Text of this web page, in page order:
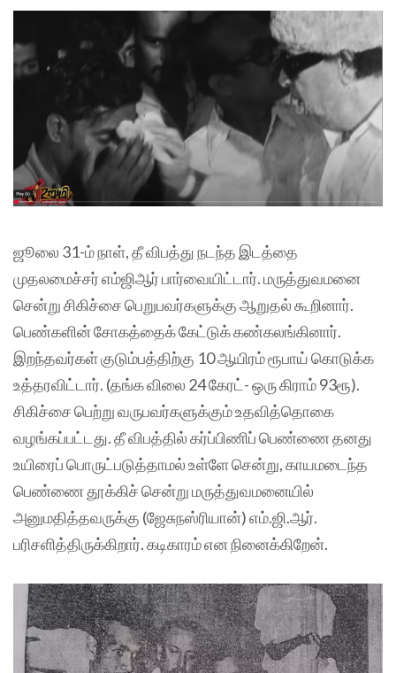
ஜூலை 31-ம் நாள், தீ விபத்து நடந்த இடத்தை
முதலமைச்சர் எம்ஜிஆர் பார்வையிட்டார். மருத்துவமனை
சென்று சிகிச்சை பெறுபவர்களுக்கு ஆறுதல் கூறினார்.
பெண்களின் சோகத்தைக் கேட்டுக் கண்கலங்கினார்.
இறந்தவர்கள் குடும்பத்திற்கு 10 ஆயிரம் ரூபாய் கொடுக்க
உத்தரவிட்டார். (தங்க விலை 24 கேரட்- ஒரு கிராம் 93ரூ).
சிகிச்சை பெற்று வருபவர்களுக்கும் உதவித்தொகை
வழங்கப்பட்டது. தீ விபத்தில் கர்ப்பிணிப் பெண்ணை தனது
உயிரைப் பொருட்படுத்தாமல் உள்ளே சென்று, காயமடைந்த
பெண்ணை தூக்கிச் சென்று மருத்துவமனையில்
அனுமதித்தவருக்கு (ஜேசுநஸ்ரியான்) எம்.ஜி.ஆர்.
பரிசளித்திருக்கிறார். கடிகாரம் என நினைக்கிறேன்.